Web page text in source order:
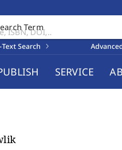
Term
Text Search
SERVICE